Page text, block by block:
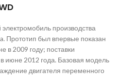
производства
Прототип был впервые показан
в 2009 году; поставки
июне 2012 года. Базовая модель
двигателя переменного